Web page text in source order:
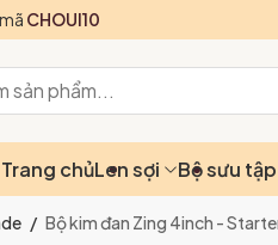
CHOUI10
Trang chủLen sợi Bộ sưu tập
/ Bộ kim đan Zing 4inch -